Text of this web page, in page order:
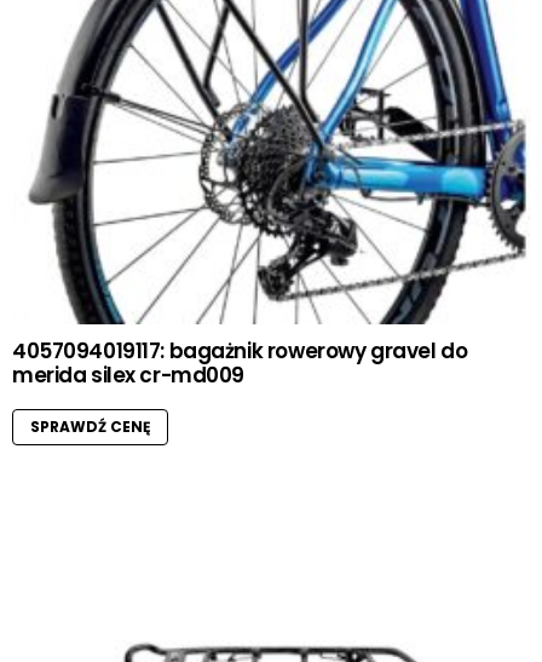
4057094019117: bagażnik rowerowy gravel do
merida silex cr-md009
SPRAWDŹ CENĘ